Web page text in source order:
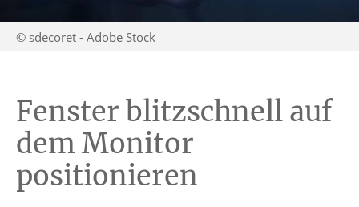
© sdecoret - Adobe Stock
Fenster blitzschnell auf
dem Monitor
positionieren